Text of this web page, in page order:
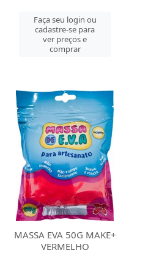
Faça seu login ou
cadastre-se para
ver preços e
comprar
MASSA EVA 50G MAKE+
VERMELHO